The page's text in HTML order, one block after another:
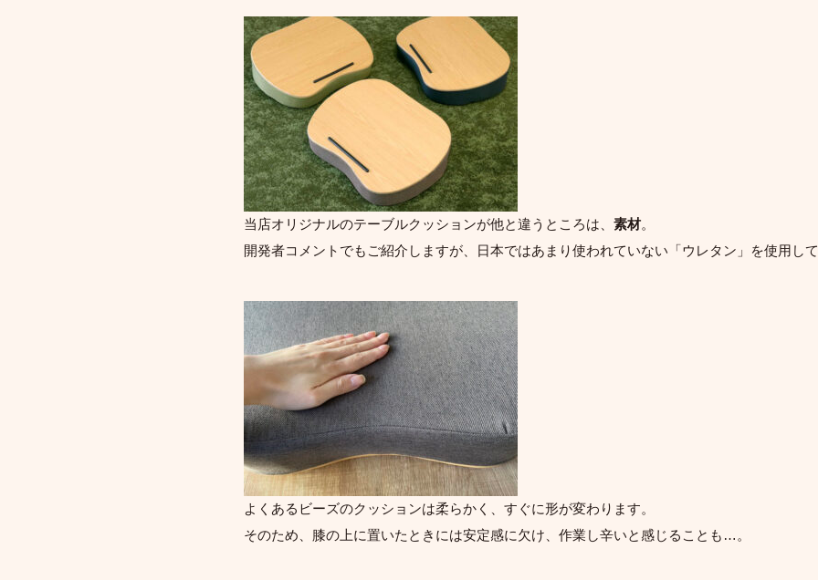
当店オリジナルのテーブルクッションが他と違うところは、素材。
開発者コメントでもご紹介しますが、日本ではあまり使われていない「ウレタン」を使用して
よくあるビーズのクッションは柔らかく、すぐに形が変わります。
そのため、膝の上に置いたときには安定感に欠け、作業し辛いと感じることも…。